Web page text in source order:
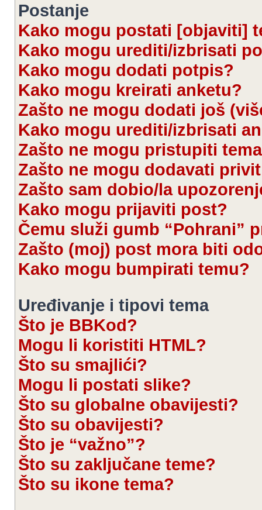
Postanje
Kako mogu postati [objaviti]
Kako mogu urediti/izbrisati
Kako mogu dodati potpis?
Kako mogu kreirati anketu?
Zašto ne mogu dodati još
Kako mogu urediti/izbrisati
Zašto ne mogu pristupiti
Zašto ne mogu dodavati
Zašto sam dobio/la
Kako mogu prijaviti post?
Čemu služi gumb “Pohrani”
Zašto (moj) post mora biti
Kako mogu bumpirati temu?
Uređivanje i tipovi tema
Što je BBKod?
Mogu li koristiti HTML?
Što su smajlići?
Mogu li postati slike?
Što su globalne obavijesti?
Što su obavijesti?
Što je “važno”?
Što su zaključane teme?
Što su ikone tema?